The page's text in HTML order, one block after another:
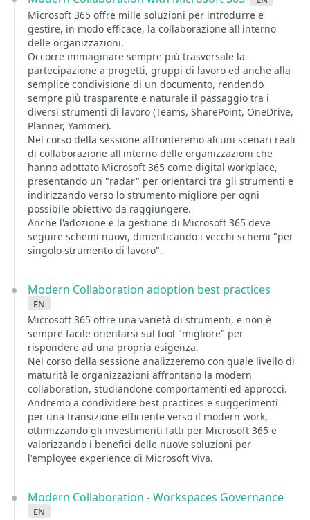
Microsoft 365 offre mille soluzioni per introdurre e
gestire, in modo efficace, la collaborazione all'interno
delle organizzazioni.
Occorre immaginare sempre più trasversale la
partecipazione a progetti, gruppi di lavoro ed anche alla
semplice condivisione di un documento, rendendo
sempre più trasparente e naturale il passaggio tra i
diversi strumenti di lavoro (Teams, SharePoint, OneDrive,
Planner, Yammer).
Nel corso della sessione affronteremo alcuni scenari reali
di collaborazione all'interno delle organizzazioni che
hanno adottato Microsoft 365 come digital workplace,
presentando un "radar" per orientarci tra gli strumenti e
indirizzando verso lo strumento migliore per ogni
possibile obiettivo da raggiungere.
Anche l'adozione e la gestione di Microsoft 365 deve
seguire schemi nuovi, dimenticando i vecchi schemi "per
singolo strumento di lavoro".
Modern Collaboration adoption best practices
en
Microsoft 365 offre una varietà di strumenti, e non è
sempre facile orientarsi sul tool "migliore" per
rispondere ad una propria esigenza.
Nel corso della sessione analizzeremo con quale livello di
maturità le organizzazioni affrontano la modern
collaboration, studiandone comportamenti ed approcci.
Andremo a condividere best practices e suggerimenti
per una transizione efficiente verso il modern work,
ottimizzando gli investimenti fatti per Microsoft 365 e
valorizzando i benefici delle nuove soluzioni per
l'employee experience di Microsoft Viva.
Modern Collaboration - Workspaces Governance
en